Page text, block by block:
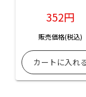
コード：ES-
12）（バラ売り
352円
販売価格(税込)